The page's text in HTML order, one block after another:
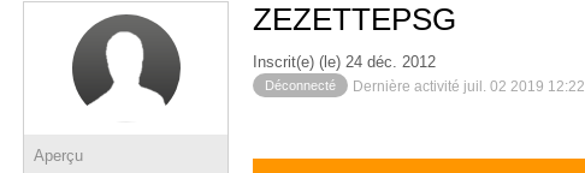
Aperçu
ZEZETTEPSG
Inscrit(e) (le) 24 déc. 2012
Déconnecté Dernière activité juil. 02 2019 12:22